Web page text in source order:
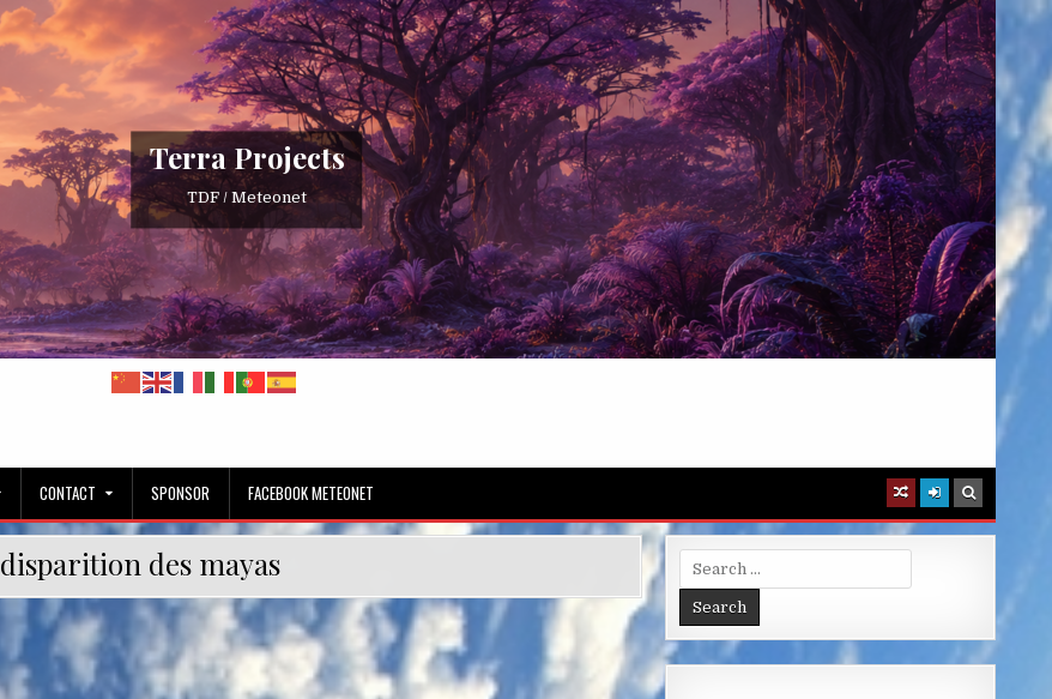
Terra Projects
TDF / Meteonet
CONTACT SPONSOR FACEBOOK METEONET
disparition des mayas
Search
for: